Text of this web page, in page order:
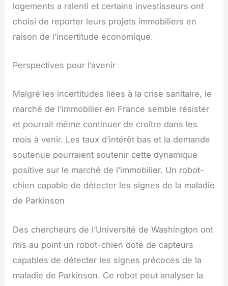
logements a ralenti et certains investisseurs ont
choisi de reporter leurs projets immobiliers en
raison de l’incertitude économique.
Perspectives pour l’avenir
Malgré les incertitudes liées à la crise sanitaire, le
marché de l’immobilier en France semble résister
et pourrait même continuer de croître dans les
mois à venir. Les taux d’intérêt bas et la demande
soutenue pourraient soutenir cette dynamique
positive sur le marché de l’immobilier. Un robot-
chien capable de détecter les signes de la maladie
de Parkinson
Des chercheurs de l’Université de Washington ont
mis au point un robot-chien doté de capteurs
capables de détecter les signes précoces de la
maladie de Parkinson. Ce robot peut analyser la